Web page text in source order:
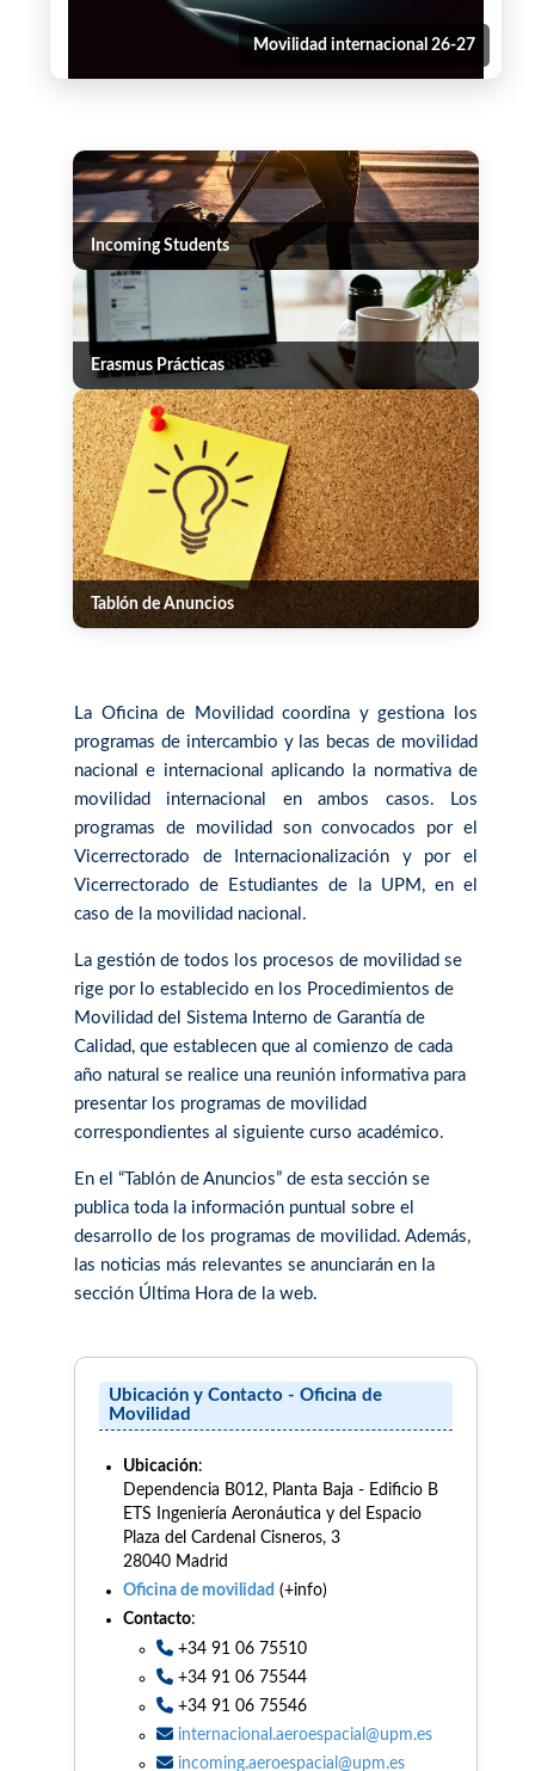
Movilidad internacional 26-27
Incoming Students
Erasmus Prácticas
Tablón de Anuncios
La Oficina de Movilidad coordina y gestiona los
programas de intercambio y las becas de movilidad
nacional e internacional aplicando la normativa de
movilidad internacional en ambos casos. Los
programas de movilidad son convocados por el
Vicerrectorado de Internacionalización y por el
Vicerrectorado de Estudiantes de la UPM, en el
caso de la movilidad nacional.
La gestión de todos los procesos de movilidad se
rige por lo establecido en los Procedimientos de
Movilidad del Sistema Interno de Garantía de
Calidad, que establecen que al comienzo de cada
año natural se realice una reunión informativa para
presentar los programas de movilidad
correspondientes al siguiente curso académico.
En el “Tablón de Anuncios” de esta sección se
publica toda la información puntual sobre el
desarrollo de los programas de movilidad. Además,
las noticias más relevantes se anunciarán en la
sección Última Hora de la web.
Ubicación y Contacto - Oficina de
Movilidad
Ubicación:
Dependencia B012, Planta Baja - Edificio B
ETS Ingeniería Aeronáutica y del Espacio
Plaza del Cardenal Cisneros, 3
28040 Madrid
Oficina de movilidad (+info)
Contacto:
+34 91 06 75510
+34 91 06 75544
+34 91 06 75546
internacional.aeroespacial@upm.es
incoming.aeroespacial@upm.es